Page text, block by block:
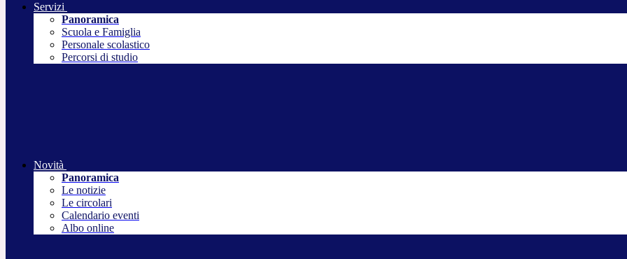
Servizi
Panoramica
Scuola e Famiglia
Personale scolastico
Percorsi di studio
Novità
Panoramica
Le notizie
Le circolari
Calendario eventi
Albo online